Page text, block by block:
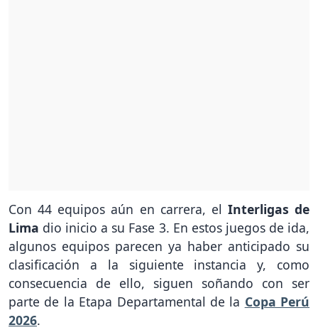
Con 44 equipos aún en carrera, el Interligas de
Lima dio inicio a su Fase 3. En estos juegos de ida,
algunos equipos parecen ya haber anticipado su
clasificación a la siguiente instancia y, como
consecuencia de ello, siguen soñando con ser
parte de la Etapa Departamental de la Copa Perú
2026.